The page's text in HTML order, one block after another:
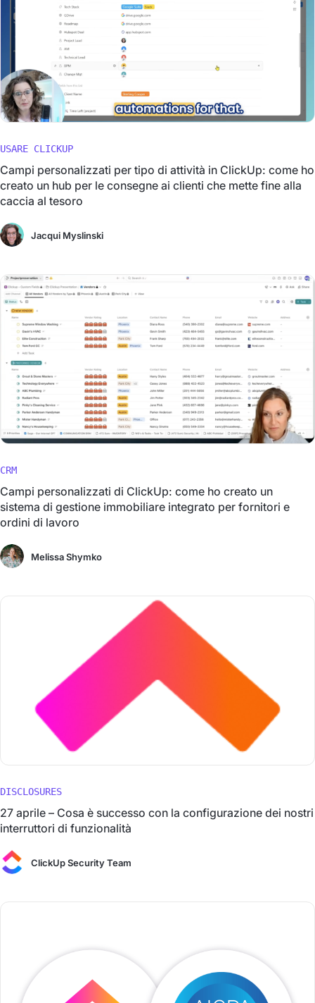
USARE CLICKUP
Campi personalizzati per tipo di attività in ClickUp: come ho
creato un hub per le consegne ai clienti che mette fine alla
caccia al tesoro
Jacqui Myslinski
CRM
Campi personalizzati di ClickUp: come ho creato un
sistema di gestione immobiliare integrato per fornitori e
ordini di lavoro
Melissa Shymko
DISCLOSURES
27 aprile – Cosa è successo con la configurazione dei nostri
interruttori di funzionalità
ClickUp Security Team